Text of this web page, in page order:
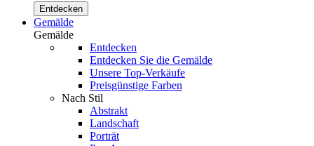
Entdecken
Gemälde
Gemälde
Entdecken
Entdecken Sie die Gemälde
Unsere Top-Verkäufe
Preisgünstige Farben
Nach Stil
Abstrakt
Landschaft
Porträt